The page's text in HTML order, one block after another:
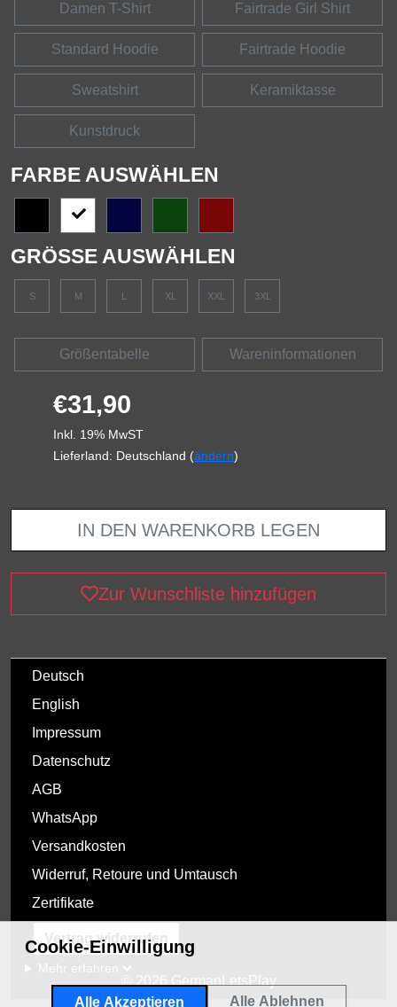
Damen T-Shirt Fairtrade Girl Shirt
Standard Hoodie Fairtrade Hoodie
Sweatshirt Keramiktasse
Kunstdruck
FARBE AUSWÄHLEN
GRÖSSE AUSWÄHLEN
S M XL XXL 3XL
Größentabelle Wareninformationen
€31,90
Inkl. 19% MwST
Lieferland: Deutschland (ändern)
IN DEN WARENKORB LEGEN
Zur Wunschliste hinzufügen
Deutsch
English
Impressum
Datenschutz
AGB
WhatsApp
Versandkosten
Widerruf, Retoure und Umtausch
Zertifikate
Vertrag widerrufen
© 2026 GermanLetsPlay
Cookie-Einwilligung
Mehr erfahren
Alle Akzeptieren Alle Ablehnen